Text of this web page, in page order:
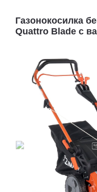
Газонокосилка
Quattro Blade с